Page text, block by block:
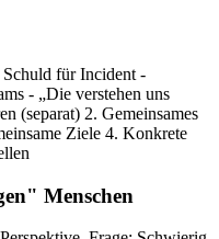
für Incident -
- „Die verstehen uns
(separat) 2. Gemeinsames
Ziele 4. Konkrete
Menschen